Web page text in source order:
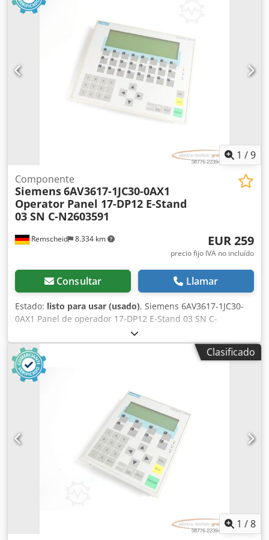
1 /9
Remscheid 8.334 km
Componente
Siemens6AV3617-1JC30-0AX1
Operator Panel 17-DP12 E-Stand
03 SN C-N2603591
EUR 259
precio fijo IVA no incluído
Consultar Llamar
Estado: listo para usar (usado), Siemens 6AV3617-1JC30-
0AX1 Panel de operador 17-DP12 E-Stand 03 SN C-
N2603591, usado, en buen estado de conservación, 100 %
funcional, el alcance de la entrega se muestra en las fotos.
Cjdpfsznq Rmjx Angjrf
Clasificado
1 /8